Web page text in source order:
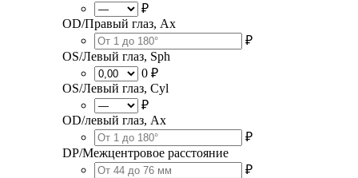
₽
OD/Правый глаз, Ax
₽
OS/Левый глаз, Sph
0 ₽
OS/Левый глаз, Cyl
₽
OD/левый глаз, Ax
₽
DP/Межцентровое расстояние
₽